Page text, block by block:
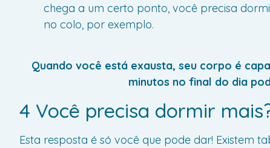
chega a um certo ponto, você precisa
no colo, por exemplo.
Quando você está exausta, seu corpo é
minutos no final do dia
4 Você precisa dormir
Esta resposta é só você que pode dar! Existem